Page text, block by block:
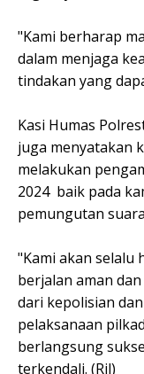
"Kami berharap
dalam menjaga
tindakan yang
Kasi Humas
juga menyatakan
melakukan
2024 baik pada
pemungutan
"Kami akan selalu
berjalan aman
dari kepolisian
pelaksanaan
berlangsung
terkendali. (Ril)